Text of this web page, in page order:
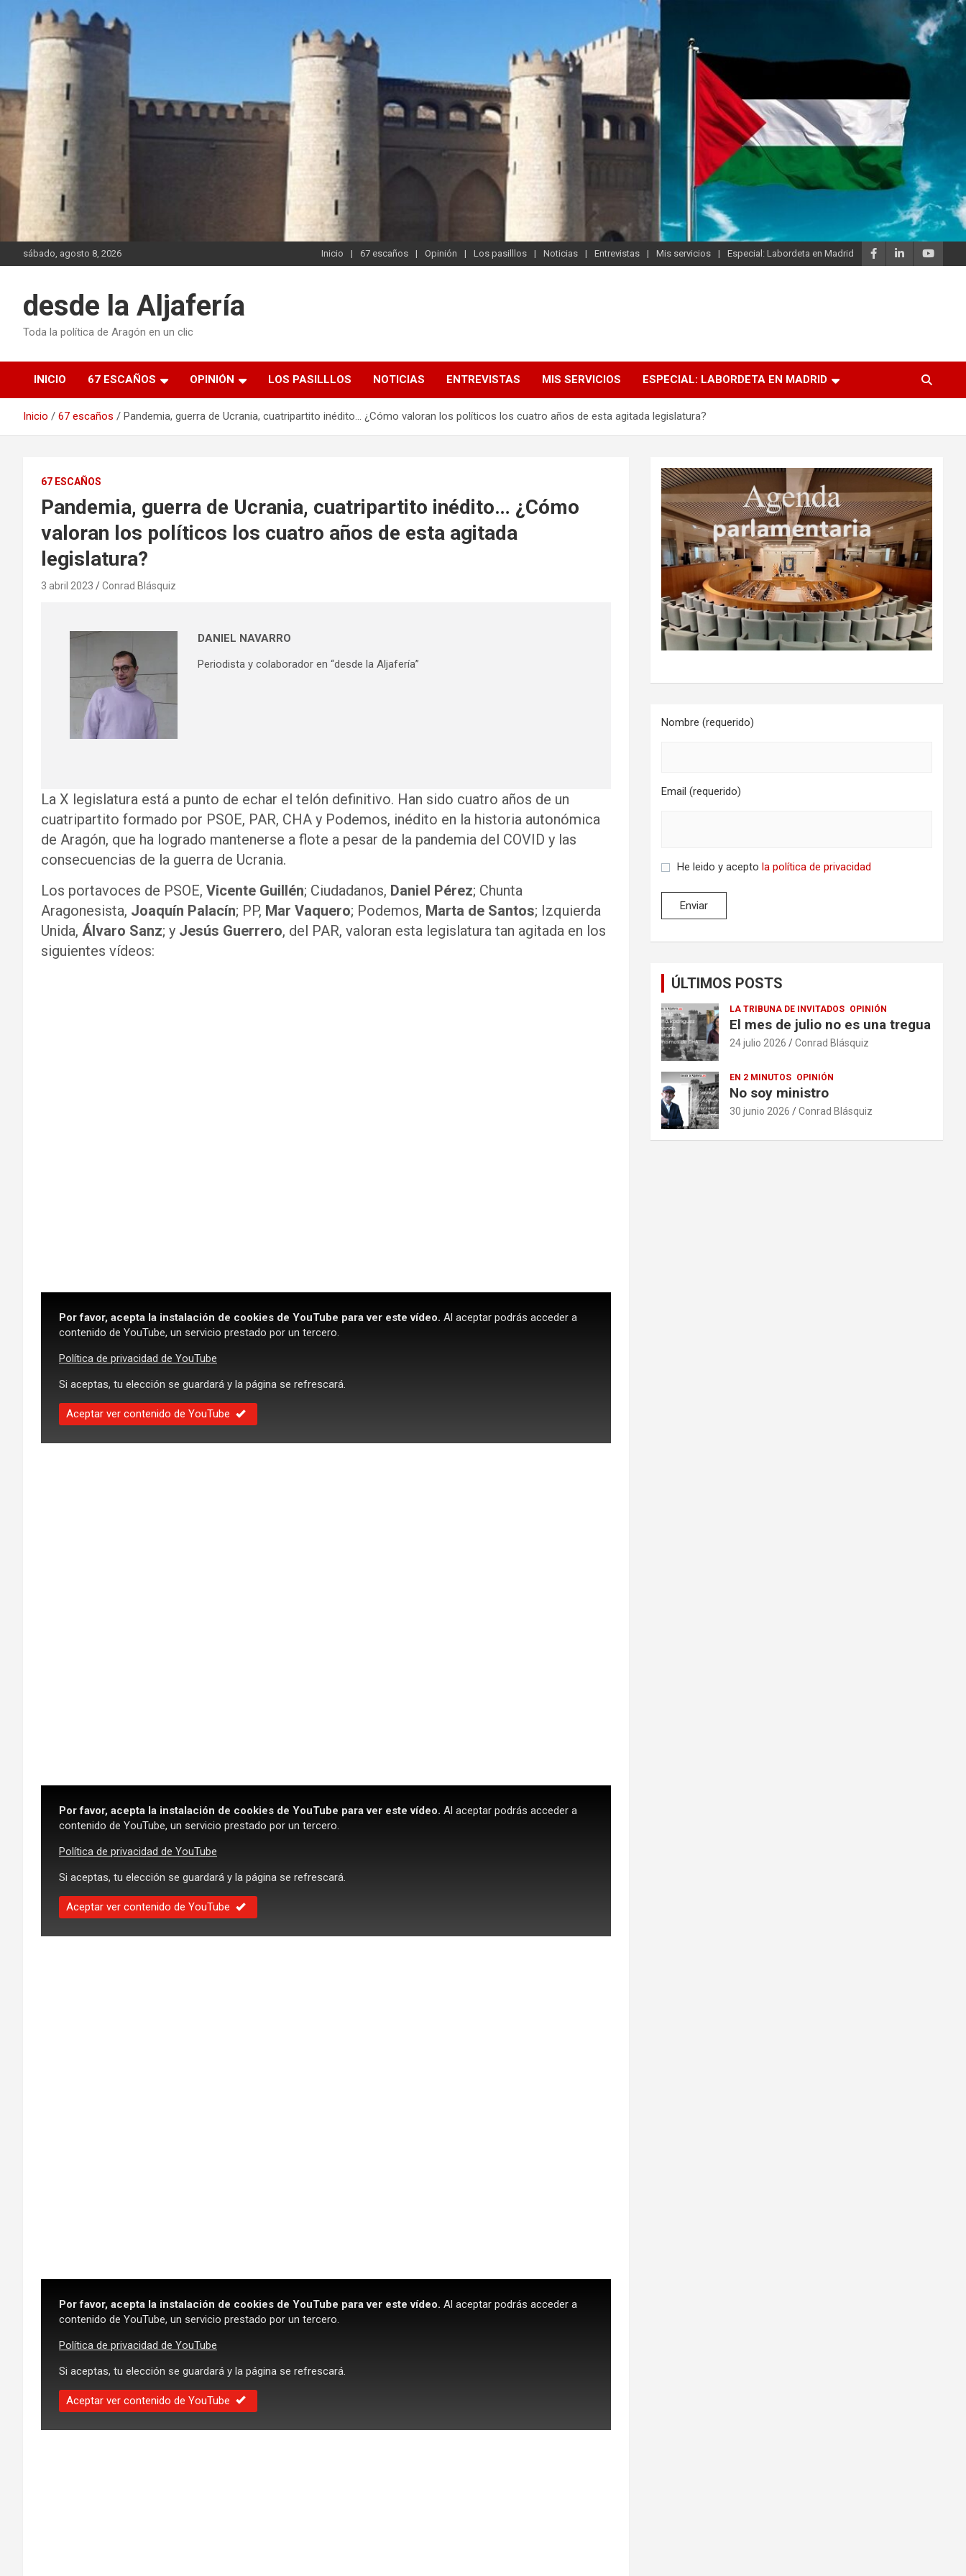
contenido
sábado, agosto 8, 2026 Inicio 67 escaños Opinión Los pasilllos Noticias Entrevistas Mis servicios Especial: Labordeta en Madrid
desde la Aljafería
Toda la política de Aragón en un clic
INICIO 67 ESCAÑOS OPINIÓN LOS PASILLLOS NOTICIAS ENTREVISTAS MIS SERVICIOS ESPECIAL: LABORDETA EN MADRID
Inicio 67 escaños Pandemia, guerra de Ucrania, cuatripartito inédito… ¿Cómo valoran los políticos los cuatro años de esta agitada legislatura?
67 ESCAÑOS
Pandemia, guerra de Ucrania, cuatripartito inédito… ¿Cómo
valoran los políticos los cuatro años de esta agitada
legislatura?
3 abril 2023 Conrad Blásquiz
DANIEL NAVARRO
Periodista y colaborador en “desde la Aljafería”
La X legislatura está a punto de echar el telón definitivo. Han sido cuatro años de un
cuatripartito formado por PSOE, PAR, CHA y Podemos, inédito en la historia autonómica
de Aragón, que ha logrado mantenerse a flote a pesar de la pandemia del COVID y las
consecuencias de la guerra de Ucrania.
Los portavoces de PSOE, Vicente Guillén; Ciudadanos, Daniel Pérez; Chunta
Aragonesista, Joaquín Palacín; PP, Mar Vaquero; Podemos, Marta de Santos; Izquierda
Unida, Álvaro Sanz; y Jesús Guerrero, del PAR, valoran esta legislatura tan agitada en los
siguientes vídeos:
Por favor, acepta la instalación de cookies de YouTube para ver este vídeo. Al aceptar podrás acceder a
contenido de YouTube, un servicio prestado por un tercero.
Política de privacidad de YouTube
Si aceptas, tu elección se guardará y la página se refrescará.
Aceptar ver contenido de YouTube
Por favor, acepta la instalación de cookies de YouTube para ver este vídeo. Al aceptar podrás acceder a
contenido de YouTube, un servicio prestado por un tercero.
Política de privacidad de YouTube
Si aceptas, tu elección se guardará y la página se refrescará.
Aceptar ver contenido de YouTube
Por favor, acepta la instalación de cookies de YouTube para ver este vídeo. Al aceptar podrás acceder a
contenido de YouTube, un servicio prestado por un tercero.
Política de privacidad de YouTube
Si aceptas, tu elección se guardará y la página se refrescará.
Aceptar ver contenido de YouTube
Nombre (requerido)
Email (requerido)
He leido y aceptola política de privacidad
ÚLTIMOS POSTS
LA TRIBUNA DE INVITADOS OPINIÓN
El mes de julio no es una tregua
24 julio 2026 Conrad Blásquiz
EN 2 MINUTOS OPINIÓN
No soy ministro
30 junio 2026 Conrad Blásquiz